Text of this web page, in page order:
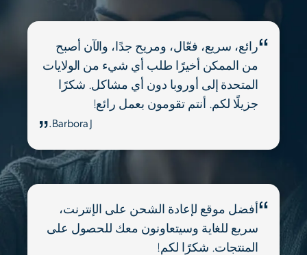
رائع، سريع، فعّال، ومريح جدًا، والآن أصبح
من الممكن أخيرًا طلب أي شيء من الولايات
المتحدة إلى أوروبا دون أي مشاكل. شكرًا
جزيلًا لكم. أنتم تقومون بعمل رائع!
Barbora J.
أفضل موقع لإعادة الشحن على الإنترنت،
سريع للغاية وسيتعاونون معك للحصول على
المنتجات. شكرًا لكم!